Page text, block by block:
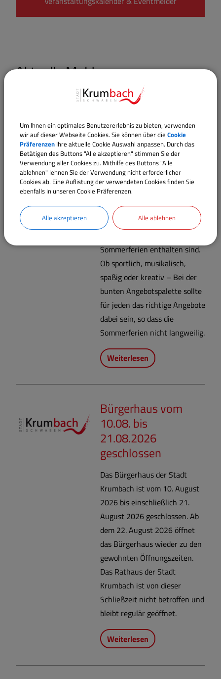
Aktuelle Meldungen
Das
mm 2026 ist
verfügbar!
Wie jedes Jahr gibt es ein von
der Jugendpflege
zusammengestelltes
Programmheft, in welchem
zahlreiche abwechslungsreiche
Sommerferien enthalten sind.
Ob sportlich, musikalisch,
spaßig oder kreativ – Bei der
bunten Angebotspalette sollte
für jeden das richtige Angebote
dabei sein, so dass die
Sommerferien nicht langweilig.
Weiterlesen
Bürgerhaus vom
10.08. bis
21.08.2026
geschlossen
Das Bürgerhaus der Stadt
Krumbach ist vom 10. August
2026 bis einschließlich 21.
August 2026 geschlossen. Ab
dem 22. August 2026 öffnet
das Bürgerhaus wieder zu den
gewohnten Öffnungszeiten.
Das Rathaus der Stadt
Krumbach ist von dieser
Schließzeit nicht betroffen und
bleibt regulär geöffnet.
Weiterlesen
Um Ihnen ein optimales Benutzererlebnis zu bieten, verwenden
wir auf dieser Webseite Cookies. Sie können über die Cookie
Präferenzen Ihre aktuelle Cookie Auswahl anpassen. Durch das
Betätigen des Buttons "Alle akzeptieren" stimmen Sie der
Verwendung aller Cookies zu. Mithilfe des Buttons "Alle
ablehnen" lehnen Sie der Verwendung nicht erforderlicher
Cookies ab. Eine Auflistung der verwendeten Cookies finden Sie
ebenfalls in unseren Cookie Präferenzen.
Alle akzeptieren Alle ablehnen